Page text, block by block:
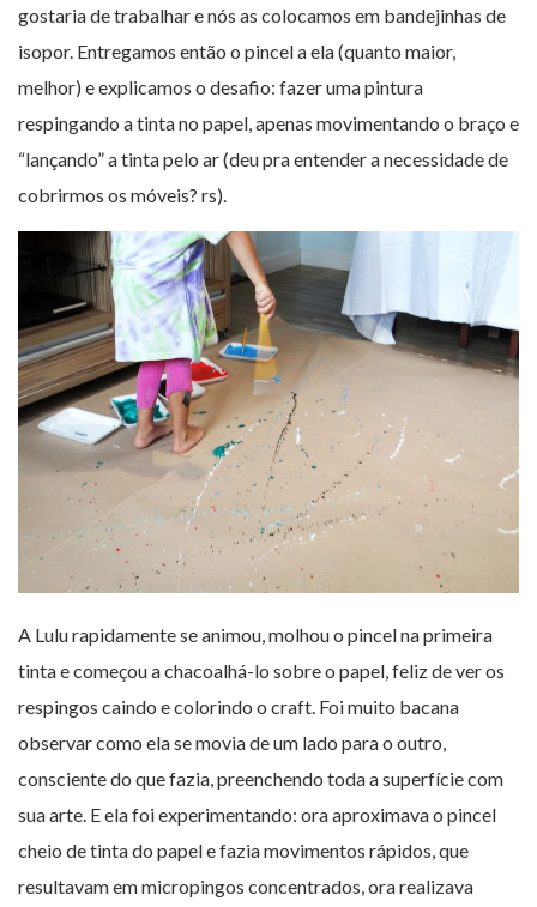
gostaria de trabalhar e nós as colocamos em bandejinhas de
isopor. Entregamos então o pincel a ela (quanto maior,
melhor) e explicamos o desafio: fazer uma pintura
respingando a tinta no papel, apenas movimentando o braço e
“lançando” a tinta pelo ar (deu pra entender a necessidade de
cobrirmos os móveis? rs).
A Lulu rapidamente se animou, molhou o pincel na primeira
tinta e começou a chacoalhá-lo sobre o papel, feliz de ver os
respingos caindo e colorindo o craft. Foi muito bacana
observar como ela se movia de um lado para o outro,
consciente do que fazia, preenchendo toda a superfície com
sua arte. E ela foi experimentando: ora aproximava o pincel
cheio de tinta do papel e fazia movimentos rápidos, que
resultavam em micropingos concentrados, ora realizava